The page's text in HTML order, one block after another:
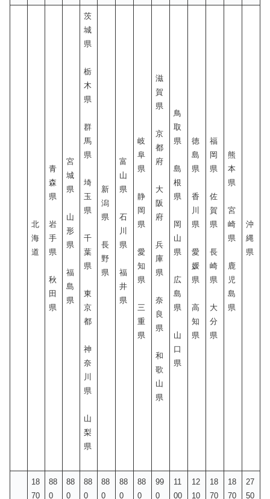
北
海
道
青
森
県
岩
手
県
秋
田
県
宮
城
県
山
形
県
福
島
県
茨
城
県
栃
木
県
群
馬
県
埼
玉
県
千
葉
県
東
京
都
神
奈
川
県
山
梨
県
新
潟
県
長
野
県
富
山
県
石
川
県
福
井
県
岐
阜
県
静
岡
県
愛
知
県
三
重
県
滋
賀
県
京
都
府
大
阪
府
兵
庫
県
奈
良
県
和
歌
山
県
鳥
取
県
島
根
県
岡
山
県
広
島
県
山
口
県
徳
島
県
香
川
県
愛
媛
県
高
知
県
福
岡
県
佐
賀
県
長
崎
県
大
分
県
熊
本
県
宮
崎
県
鹿
児
島
県
沖
縄
県
18
70
88
0
88
0
88
0
88
0
88
0
88
0
99
0
11
00
12
10
18
70
18
70
27
50